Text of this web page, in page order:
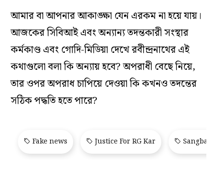
আমার বা আপনার আকাঙ্ক্ষা যেন এরকম না হয়ে যায়।
আজকের সিবিআই এবং অন্যান্য তদন্তকারী সংস্থার
কর্মকাণ্ড এবং গোদি-মিডিয়া দেখে রবীন্দ্রনাথের এই
কথাগুলো বলা কি অন্যায় হবে? অপরাধী বেছে নিয়ে,
তার ওপর অপরাধ চাপিয়ে দেওয়া কি কখনও তদন্তের
সঠিক পদ্ধতি হতে পারে?
Fake news Justice For RG Kar Sangbad